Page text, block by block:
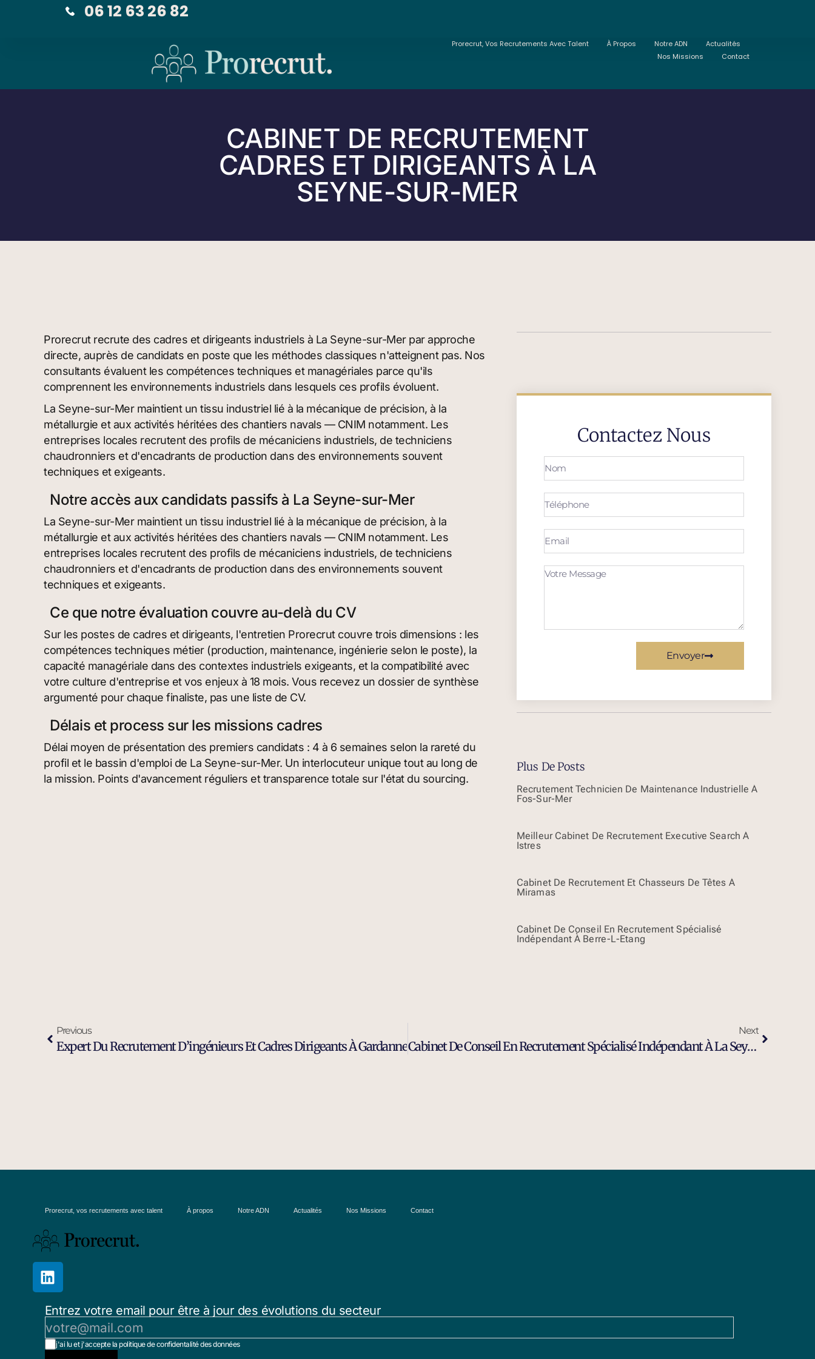
06 12 63 26 82
Prorecrut, Vos Recrutements Avec Talent À Propos Notre ADN
Actualités
Nos Missions
Contact
CABINET DE RECRUTEMENT
CADRES ET DIRIGEANTS À LA
SEYNE-SUR-MER
Prorecrut recrute des cadres et dirigeants industriels à La Seyne-sur-Mer par approche
directe, auprès de candidats en poste que les méthodes classiques n'atteignent pas. Nos
consultants évaluent les compétences techniques et managériales parce qu'ils
comprennent les environnements industriels dans lesquels ces profils évoluent.
La Seyne-sur-Mer maintient un tissu industriel lié à la mécanique de précision, à la
métallurgie et aux activités héritées des chantiers navals — CNIM notamment. Les
entreprises locales recrutent des profils de mécaniciens industriels, de techniciens
chaudronniers et d'encadrants de production dans des environnements souvent
techniques et exigeants.
Notre accès aux candidats passifs à La Seyne-sur-Mer
La Seyne-sur-Mer maintient un tissu industriel lié à la mécanique de précision, à la
métallurgie et aux activités héritées des chantiers navals — CNIM notamment. Les
entreprises locales recrutent des profils de mécaniciens industriels, de techniciens
chaudronniers et d'encadrants de production dans des environnements souvent
techniques et exigeants.
Ce que notre évaluation couvre au-delà du CV
Sur les postes de cadres et dirigeants, l'entretien Prorecrut couvre trois dimensions : les
compétences techniques métier (production, maintenance, ingénierie selon le poste), la
capacité managériale dans des contextes industriels exigeants, et la compatibilité avec
votre culture d'entreprise et vos enjeux à 18 mois. Vous recevez un dossier de synthèse
argumenté pour chaque finaliste, pas une liste de CV.
Délais et process sur les missions cadres
Délai moyen de présentation des premiers candidats : 4 à 6 semaines selon la rareté du
profil et le bassin d'emploi de La Seyne-sur-Mer. Un interlocuteur unique tout au long de
la mission. Points d'avancement réguliers et transparence totale sur l'état du sourcing.
Contactez Nous
Envoyer
Plus De Posts
Recrutement Technicien De Maintenance Industrielle À
Fos-Sur-Mer
Meilleur Cabinet De Recrutement Executive Search À
Istres
Cabinet De Recrutement Et Chasseurs De Têtes À
Miramas
Cabinet De Conseil En Recrutement Spécialisé
Indépendant À Berre-L-Etang
Previous
Expert Du Recrutement D’ingénieurs Et Cadres Dirigeants À Gardanne
Next
Cabinet De Conseil En Recrutement Spécialisé Indépendant À La Seyne-Sur-Mer
Prorecrut, vos recrutements avec talent À propos Notre ADN Actualités Nos Missions Contact
Entrez votre email pour être à jour des évolutions du secteur
j'ai lu et j'accepte la politique de confidentalité des données